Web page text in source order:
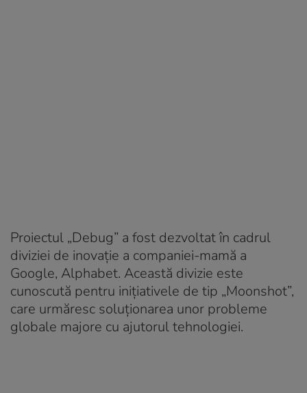
Proiectul „Debug” a fost dezvoltat în cadrul
diviziei de inovație a companiei-mamă a
Google, Alphabet. Această divizie este
cunoscută pentru inițiativele de tip „Moonshot”,
care urmăresc soluționarea unor probleme
globale majore cu ajutorul tehnologiei.